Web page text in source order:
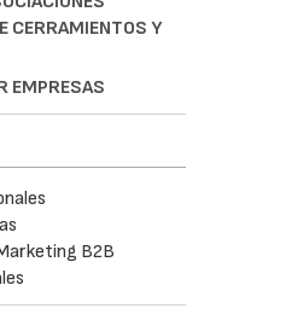
CERRAMIENTOS Y
EMPRESAS
B2B